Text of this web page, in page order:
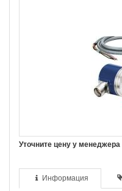
Уточните цену у менеджера
Информация